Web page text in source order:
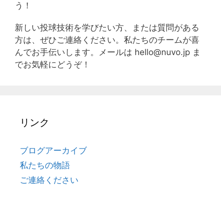
う！
新しい投球技術を学びたい方、または質問がある
方は、ぜひご連絡ください。私たちのチームが喜
んでお手伝いします。メールは hello@nuvo.jp ま
でお気軽にどうぞ！
リンク
ブログアーカイブ
私たちの物語
ご連絡ください